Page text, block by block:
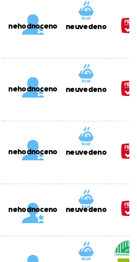
nehodnoceno neuvedeno
nehodnoceno neuvedeno
nehodnoceno neuvedeno
nehodnoceno neuvedeno